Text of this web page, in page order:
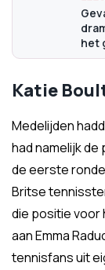
het
Katie
Medelijden
had namelijk
de eerste
Britse
die positie voor
aan Emma
tennisfans uit